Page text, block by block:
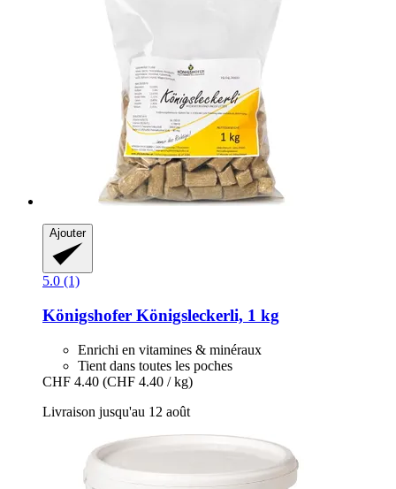
Ajouter
5.0 (1)
Königshofer Königsleckerli, 1 kg
Enrichi en vitamines & minéraux
Tient dans toutes les poches
CHF 4.40 (CHF 4.40 / kg)
Livraison jusqu'au 12 août